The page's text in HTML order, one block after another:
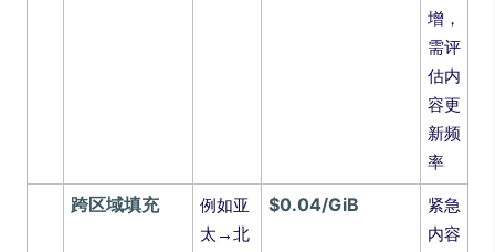
增，
需评
估内
容更
新频
率
跨区域填充
例如亚
太→北
$0.04/GiB
紧急
内容